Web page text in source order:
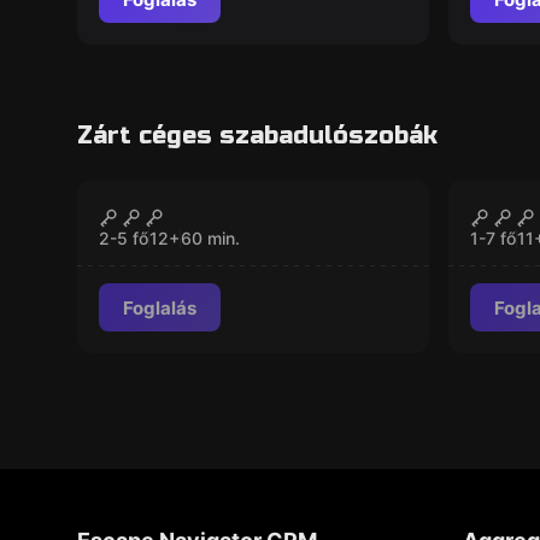
Zárt céges szabadulószobák
5-ös számú kísérlet
2-5 fő12+60 min.
Foglalás
1-7 fő11